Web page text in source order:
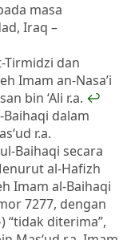
masa
Iraq –
Tirmidzi dan
Imam an-Nasa’i
bin ‘Ali r.a. ↩
dalam
r.a.
Baihaqi secara
al-Hafizh
Imam al-Baihaqi
7277, dengan